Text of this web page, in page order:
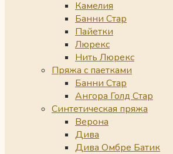
Камелия
Банни Стар
Пайетки
Люрекс
Нить Люрекс
Пряжа с паетками
Банни Стар
Ангора Голд Стар
Синтетическая пряжа
Верона
Дива
Дива Омбре Батик